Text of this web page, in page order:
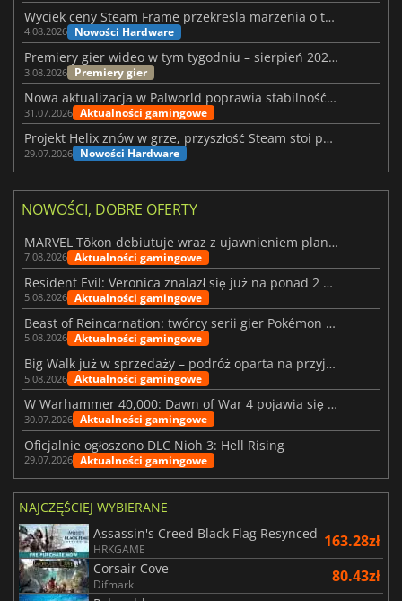
Wyciek ceny Steam Frame przekreśla marzenia o tanim zestawie VR
4.08.2026 Nowości Hardware
Premiery gier wideo w tym tygodniu – sierpień 2026 r. (32. tydzień)
3.08.2026 Premiery gier
Nowa aktualizacja w Palworld poprawia stabilność Sunreach i walk z bossami
31.07.2026 Aktualności gamingowe
Projekt Helix znów w grze, przyszłość Steam stoi pod znakiem zapytania
29.07.2026 Nowości Hardware
NOWOŚCI, DOBRE OFERTY
MARVEL Tōkon debiutuje wraz z ujawnieniem planu rozwoju na pierwszy rok
7.08.2026 Aktualności gamingowe
Resident Evil: Veronica znalazł się już na ponad 2 milionach list życzeń
5.08.2026 Aktualności gamingowe
Beast of Reincarnation: twórcy serii gier Pokémon wkraczają na nową ścieżkę
5.08.2026 Aktualności gamingowe
Big Walk już w sprzedaży – podróż oparta na przyjaźni
5.08.2026 Aktualności gamingowe
W Warhammer 40,000: Dawn of War 4 pojawia się frakcja Nekronów
30.07.2026 Aktualności gamingowe
Oficjalnie ogłoszono DLC Nioh 3: Hell Rising
29.07.2026 Aktualności gamingowe
NAJCZĘŚCIEJ WYBIERANE
Assassin's Creed Black Flag Resynced
HRKGAME 163.28zł
Corsair Cove
Difmark 80.43zł